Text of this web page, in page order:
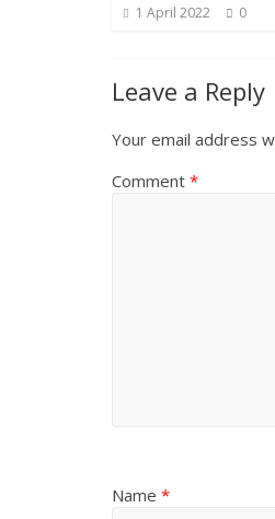
1 April 2022 0
Leave a Reply
Your email address
Comment *
Name *